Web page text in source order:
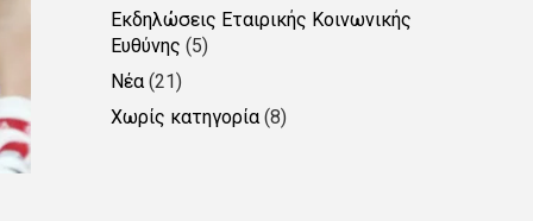
Εκδηλώσεις Εταιρικής Κοινωνικής
Ευθύνης (5)
Νέα(21)
Χωρίς κατηγορία(8)